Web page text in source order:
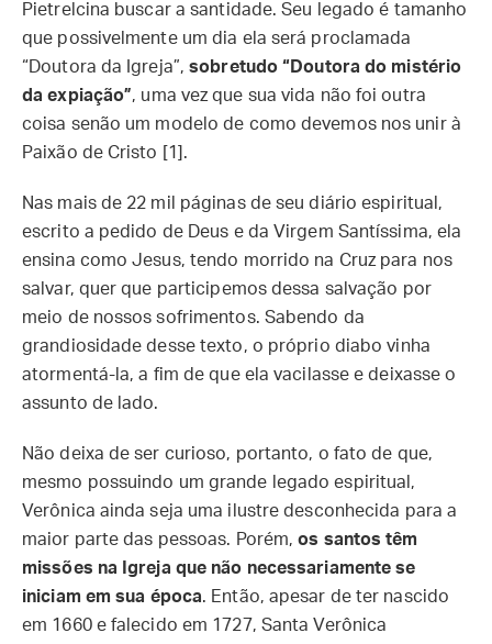
Pietrelcina buscar a santidade. Seu legado é tamanho
que possivelmente um dia ela será proclamada
“Doutora da Igreja”,sobretudo “Doutora do mistério
da expiação”, uma vez que sua vida não foi outra
coisa senão um modelo de como devemos nos unir à
Paixão de Cristo [1].
Nas mais de 22 mil páginas de seu diário espiritual,
escrito a pedido de Deus e da Virgem Santíssima, ela
ensina como Jesus, tendo morrido na Cruz para nos
salvar, quer que participemos dessa salvação por
meio de nossos sofrimentos. Sabendo da
grandiosidade desse texto, o próprio diabo vinha
atormentá-la, a fim de que ela vacilasse e deixasse o
assunto de lado.
Não deixa de ser curioso, portanto, o fato de que,
mesmo possuindo um grande legado espiritual,
Verônica ainda seja uma ilustre desconhecida para a
maior parte das pessoas. Porém,os santos têm
missões na Igreja que não necessariamente se
iniciam em sua época. Então, apesar de ter nascido
em 1660 e falecido em 1727, Santa Verônica